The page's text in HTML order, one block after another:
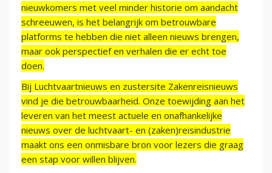
nieuwkomers met veel minder historie om aandacht
schreeuwen, is het belangrijk om betrouwbare
platforms te hebben die niet alleen nieuws brengen,
maar ook perspectief en verhalen die er echt toe
doen.
Bij Luchtvaartnieuws en zustersite Zakenreisnieuws
vind je die betrouwbaarheid. Onze toewijding aan het
leveren van het meest actuele en onafhankelijke
nieuws over de luchtvaart- en (zaken)reisindustrie
maakt ons een onmisbare bron voor lezers die graag
een stap voor willen blijven.